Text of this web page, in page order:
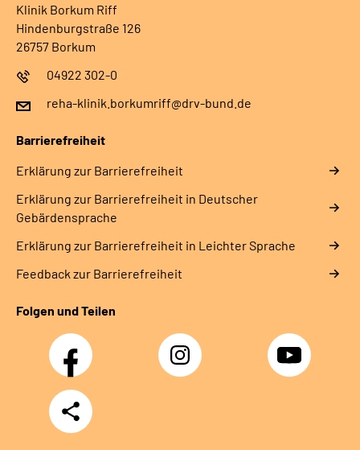
Klinik Borkum Riff
Hindenburgstraße 126
26757 Borkum
04922 302-0
reha-klinik.borkumriff@drv-bund.de
Barrierefreiheit
Erklärung zur Barrierefreiheit
Erklärung zur Barrierefreiheit in Deutscher
Gebärdensprache
Erklärung zur Barrierefreiheit in Leichter Sprache
Feedback zur Barrierefreiheit
Folgen und Teilen
Facebook Instagram YouTube
Teilen